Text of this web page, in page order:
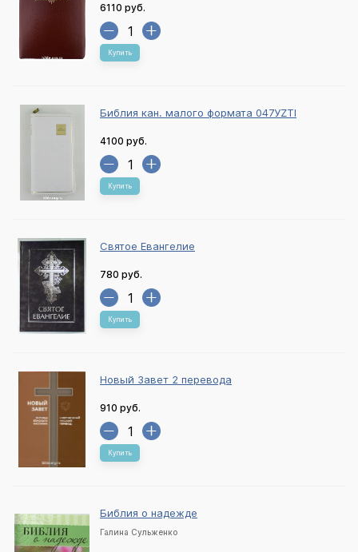
6110 руб.
Купить
Библия кан. малого формата 047УZTI
4100 руб.
Купить
Святое Евангелие
780 руб.
Купить
Новый Завет 2 перевода
910 руб.
Купить
Библия о надежде
Галина Сульженко